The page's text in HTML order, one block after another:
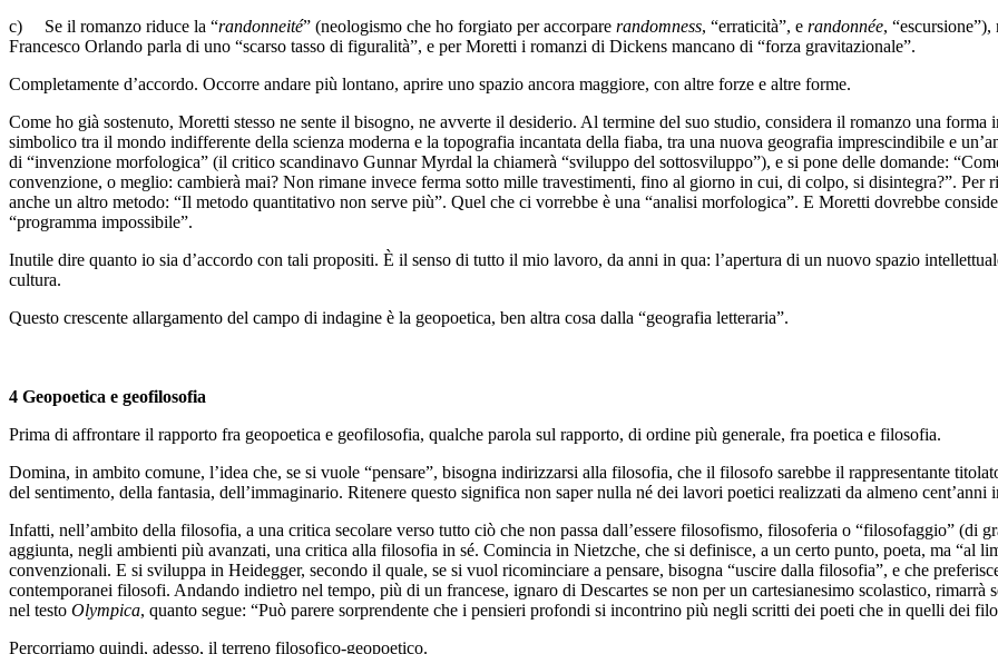
c) Se il romanzo riduce la “randonneité” (neologismo che ho forgiato per accorpare randomness, “erraticità”, e randonnée,
Francesco Orlando parla di uno “scarso tasso di figuralità”, e per Moretti i romanzi di Dickens mancano di “forza gravitazionale”.
Completamente d’accordo. Occorre andare più lontano, aprire uno spazio ancora maggiore, con altre forze e altre forme.
Come ho già sostenuto, Moretti stesso ne sente il bisogno, ne avverte il desiderio. Al termine del suo studio, considera il romanzo una
simbolico tra il mondo indifferente della scienza moderna e la topografia incantata della fiaba, tra una nuova geografia imprescindibile e
di “invenzione morfologica” (il critico scandinavo Gunnar Myrdal la chiamerà “sviluppo del sottosviluppo”), e si pone delle domande:
convenzione, o meglio: cambierà mai? Non rimane invece ferma sotto mille travestimenti, fino al giorno in cui, di colpo, si disintegra?”.
anche un altro metodo: “Il metodo quantitativo non serve più”. Quel che ci vorrebbe è una “analisi morfologica”. E Moretti dovrebbe
“programma impossibile”.
Inutile dire quanto io sia d’accordo con tali propositi. È il senso di tutto il mio lavoro, da anni in qua: l’apertura di un nuovo spazio
cultura.
Questo crescente allargamento del campo di indagine è la geopoetica, ben altra cosa dalla “geografia letteraria”.
4 Geopoetica e geofilosofia
Prima di affrontare il rapporto fra geopoetica e geofilosofia, qualche parola sul rapporto, di ordine più generale, fra poetica e filosofia.
Domina, in ambito comune, l’idea che, se si vuole “pensare”, bisogna indirizzarsi alla filosofia, che il filosofo sarebbe il rappresentante
del sentimento, della fantasia, dell’immaginario. Ritenere questo significa non saper nulla né dei lavori poetici realizzati da almeno
Infatti, nell’ambito della filosofia, a una critica secolare verso tutto ciò che non passa dall’essere filosofismo, filosoferia o “filosofaggio” (di
aggiunta, negli ambienti più avanzati, una critica alla filosofia in sé. Comincia in Nietzche, che si definisce, a un certo punto, poeta, ma “al
convenzionali. E si sviluppa in Heidegger, secondo il quale, se si vuol ricominciare a pensare, bisogna “uscire dalla filosofia”, e che
contemporanei filosofi. Andando indietro nel tempo, più di un francese, ignaro di Descartes se non per un cartesianesimo scolastico, rimarrà
nel testo Olympica, quanto segue: “Può parere sorprendente che i pensieri profondi si incontrino più negli scritti dei poeti che in quelli dei
Percorriamo quindi, adesso, il terreno filosofico-geopoetico.